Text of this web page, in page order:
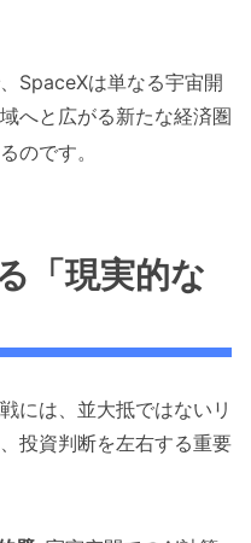
SpaceXは単なる宇宙開
へと広がる新たな経済圏
のです。
「現実的な
には、並大抵ではないリ
投資判断を左右する重要